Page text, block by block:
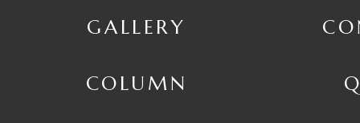
GALLERY
COLUMN